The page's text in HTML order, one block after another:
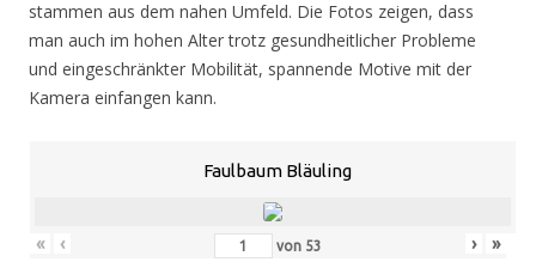
stammen aus dem nahen Umfeld. Die Fotos zeigen, dass
man auch im hohen Alter trotz gesundheitlicher Probleme
und eingeschränkter Mobilität, spannende Motive mit der
Kamera einfangen kann.
Faulbaum Bläuling
« ‹ von 53 › »